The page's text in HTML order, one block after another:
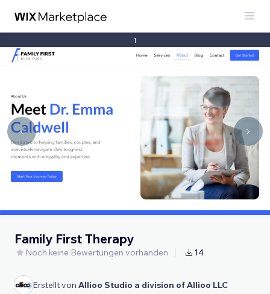
1
Family First Therapy
Noch keine Bewertungen vorhanden 14
Erstellt von Allioo Studio a division of Allioo LLC